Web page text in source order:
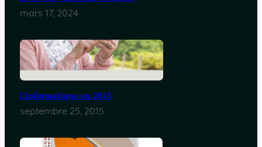
mars 17, 2024
L’informatique en 2015
septembre 25, 2015